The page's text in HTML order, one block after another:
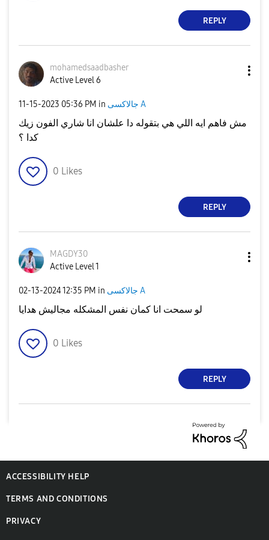
REPLY
mohamedsaadbasher
Active Level 6
‎11-15-2023 05:36 PM in جالاكسى A
مش فاهم ايه اللي هي بتقوله دا علشان انا شاري الفون زيك
كدا ؟
0 Likes
REPLY
MAGDY30
Active Level 1
‎02-13-202412:35 PM in جالاكسى A
لو سمحت انا كمان نفس المشكله مجاليش هدايا
0 Likes
REPLY
ACCESSIBILITY HELP
TERMS AND CONDITIONS
PRIVACY